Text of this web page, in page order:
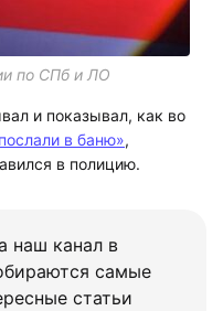
по СПб и ЛО
и показывал, как во
в баню»,
в полицию.
наш канал в
самые
статьи